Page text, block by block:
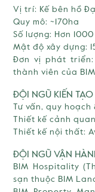
Vị trí: Kế bên hồ
Quy mô: ~170ha
Số lượng: Hơn
Mật độ xây dựng:
Đơn vị phát triển:
thành viên của
ĐỘI NGŨ KIẾN TẠO
Tư vấn, quy hoạch
Thiết kế cảnh
Thiết kế nội thất:
ĐỘI NGŨ VẬN
BIM Hospitality
sạn thuộc BIM